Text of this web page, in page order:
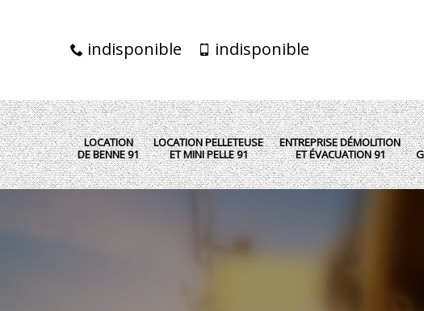
indisponible indisponible
LOCATION
DE BENNE 91
LOCATION PELLETEUSE
ET MINI PELLE 91
ENTREPRISE DÉMOLITION
ET ÉVACUATION 91